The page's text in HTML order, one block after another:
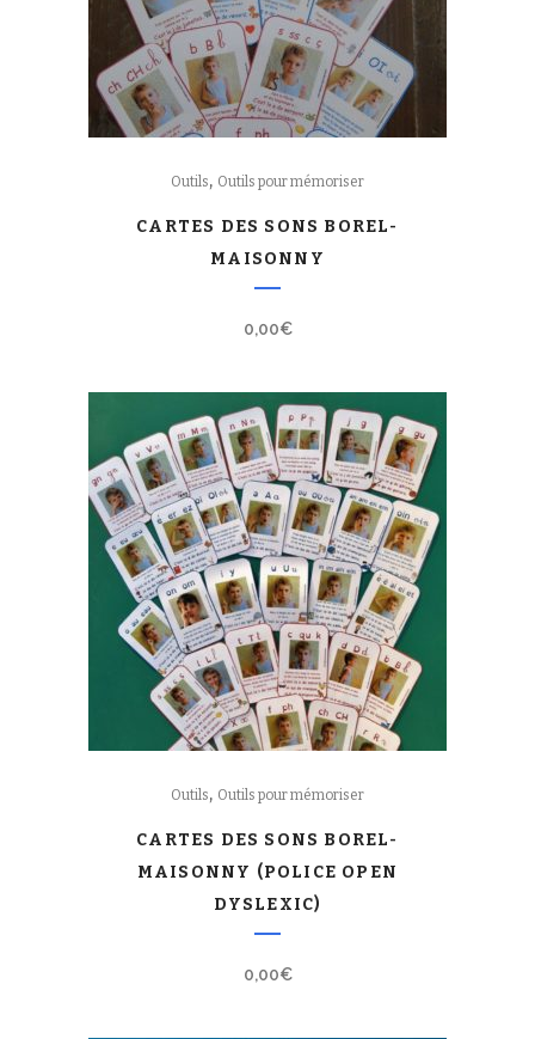
Outils, Outils pour mémoriser
CARTES DES SONS BOREL-
MAISONNY
0,00€
Outils, Outils pour mémoriser
CARTES DES SONS BOREL-
MAISONNY (POLICE OPEN
DYSLEXIC)
0,00€